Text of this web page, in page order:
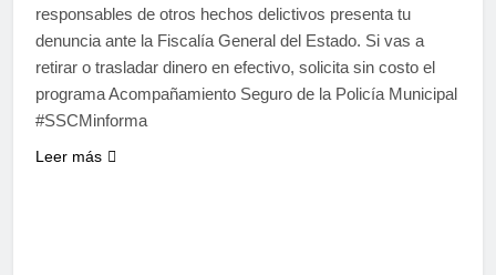
responsables de otros hechos delictivos presenta tu
denuncia ante la Fiscalía General del Estado. Si vas a
retirar o trasladar dinero en efectivo, solicita sin costo el
programa Acompañamiento Seguro de la Policía Municipal
#SSCMinforma
Leer más